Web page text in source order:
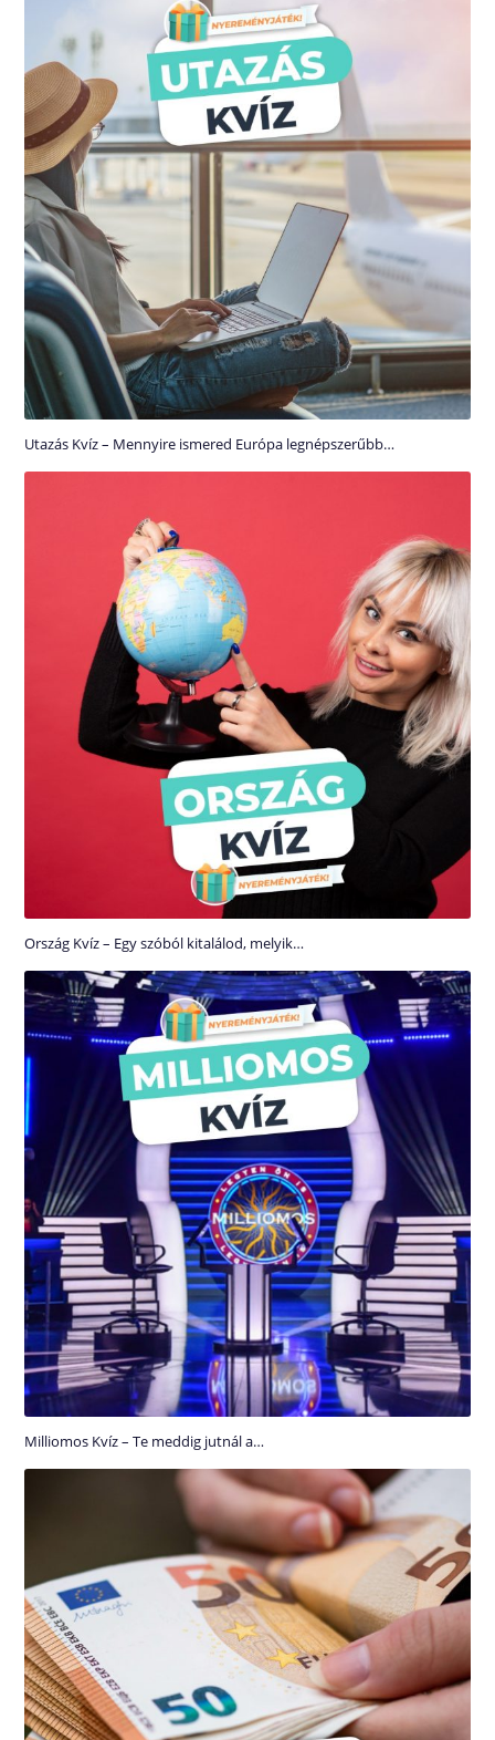
Utazás Kvíz – Mennyire ismered Európa legnépszerűbb…
Ország Kvíz – Egy szóból kitalálod, melyik…
Milliomos Kvíz – Te meddig jutnál a…